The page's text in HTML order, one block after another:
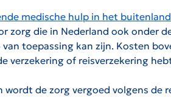
medische hulp in het buitenland
zorg die in Nederland ook onder
toepassing kan zijn. Kosten
verzekering of reisverzekering
wordt de zorg vergoed volgens de